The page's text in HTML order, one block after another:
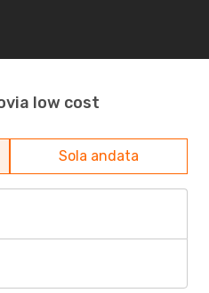
low cost
Sola andata